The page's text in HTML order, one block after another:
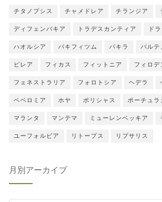
チタノプシス チャメドレア チランジア
ディフェンバキア トラデスカンティア ド
ハオルシア パキフィツム パキラ パルテ
ピレア フィカス フィットニア フィロデ
フェネストラリア フォロトシア ヘデラ
ペペロミア ホヤ ポリシャス ポーチュラ
マランタ マンテマ ミューレンベッキア
ユーフォルビア リトープス リプサリス
月別アーカイブ